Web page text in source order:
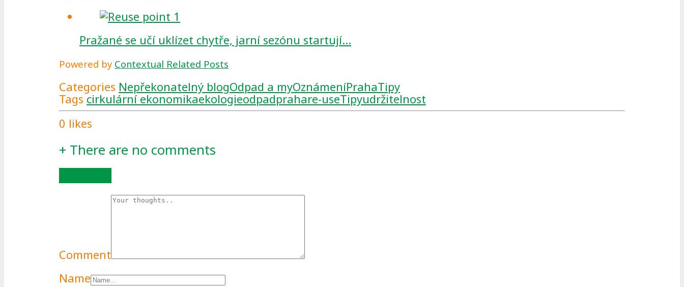
Pražané se učí uklízet chytře, jarní sezónu startují…
Powered by Contextual Related Posts
Categories Nepřekonatelný blogOdpad a myOznámeníPrahaTipy
Tags cirkulární ekonomikaekologieodpadprahare-useTipyudržitelnost
0 likes
+ There are no comments
Comment
Name